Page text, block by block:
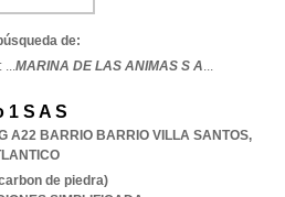
de:
...MARINA DE LAS ANIMAS S A...
1 S A S
A22 BARRIO BARRIO VILLA SANTOS,
de piedra)